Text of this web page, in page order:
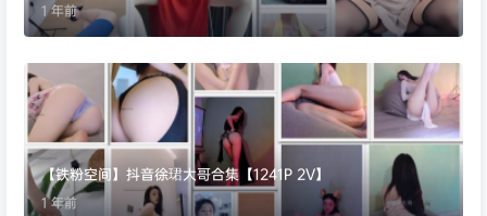
1 年前
【铁粉空间】抖音徐珺大哥合集【1241P 2V】
1 年前